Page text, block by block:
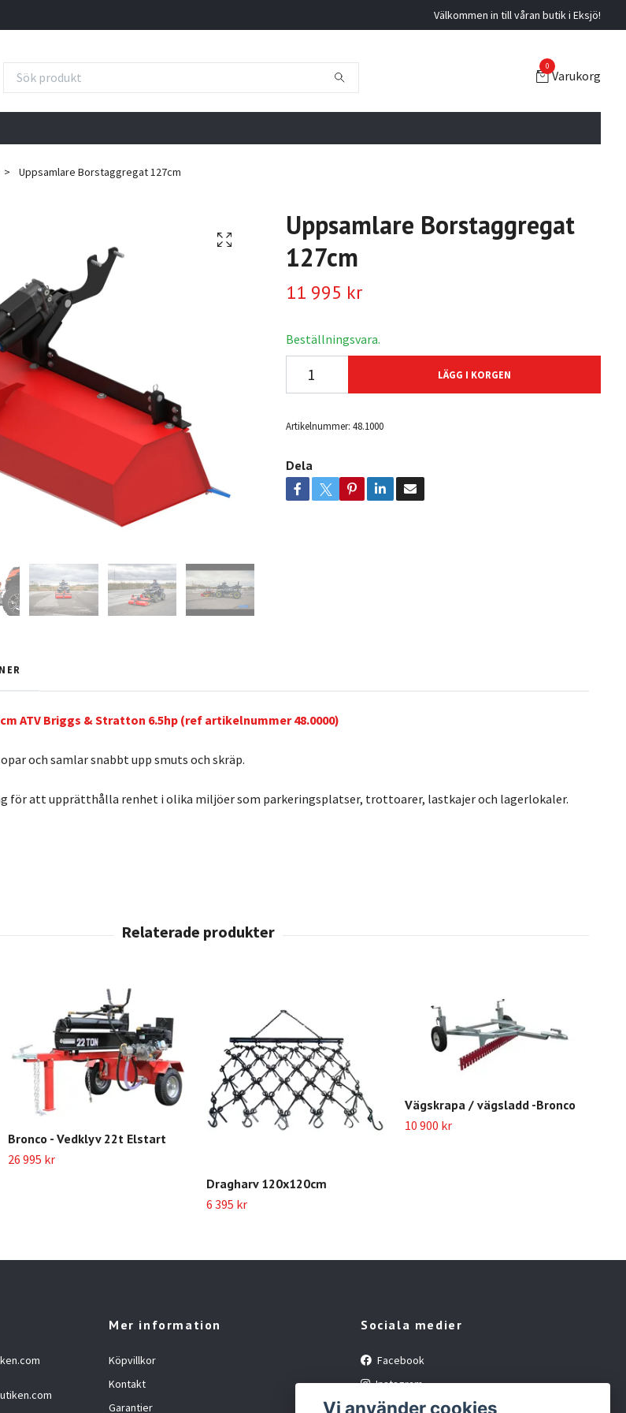
Välkommen in till våran butik i Eksjö!
0
Varukorg
Uppsamlare Borstaggregat 127cm
Uppsamlare Borstaggregat
127cm
11 995 kr
Beställningsvara.
LÄGG I KORGEN
Artikelnummer: 48.1000
Dela
ATV Briggs & Stratton 6.5hp (ref artikelnummer 48.0000)
och samlar snabbt upp smuts och skräp.
för att upprätthålla renhet i olika miljöer som parkeringsplatser, trottoarer, lastkajer och lagerlokaler.
Bronco - Vedklyv 22t Elstart
26 995 kr
Dragharv 120x120cm
6 395 kr
Vägskrapa / vägsladd -Bronco
10 900 kr
Mer information
Köpvillkor
Kontakt
Garantier
Sociala medier
Facebook
Instagram
YouTube
Vi använder cookies